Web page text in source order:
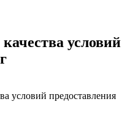
условий
условий предоставления